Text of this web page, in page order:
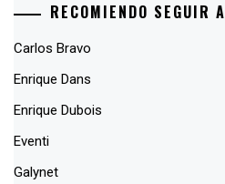
RECOMIENDO SEGUIR A
Carlos Bravo
Enrique Dans
Enrique Dubois
Eventi
Galynet